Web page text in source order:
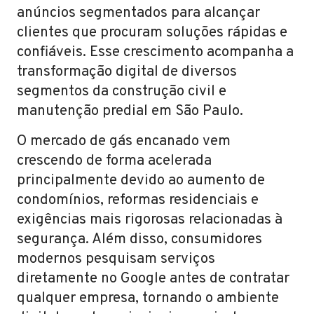
anúncios segmentados para alcançar
clientes que procuram soluções rápidas e
confiáveis. Esse crescimento acompanha a
transformação digital de diversos
segmentos da construção civil e
manutenção predial em São Paulo.
O mercado de gás encanado vem
crescendo de forma acelerada
principalmente devido ao aumento de
condomínios, reformas residenciais e
exigências mais rigorosas relacionadas à
segurança. Além disso, consumidores
modernos pesquisam serviços
diretamente no Google antes de contratar
qualquer empresa, tornando o ambiente